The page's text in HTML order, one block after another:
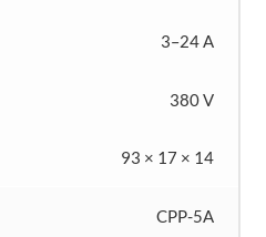
3–24 A
380 V
93 × 17 × 14
CPP-5A